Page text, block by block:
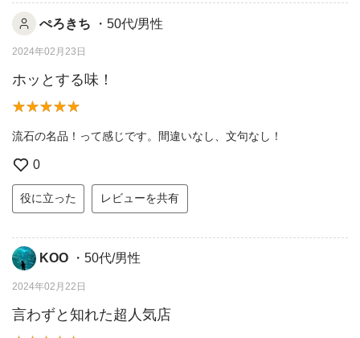
ぺろきち ・50代/男性
2024年02月23日
ホッとする味！
流石の名品！って感じです。間違いなし、文句なし！
0
役に立った レビューを共有
KOO ・50代/男性
2024年02月22日
言わずと知れた超人気店